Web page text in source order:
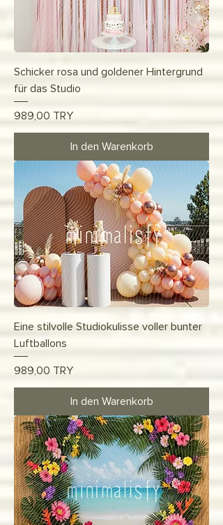
Schicker rosa und goldener Hintergrund
für das Studio
Preis
989,00 TRY
In den Warenkorb
Eine stilvolle Studiokulisse voller bunter
Luftballons
Preis
989,00 TRY
In den Warenkorb